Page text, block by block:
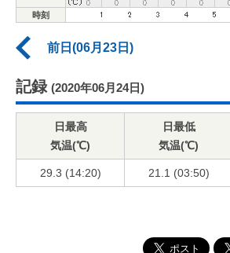
時刻
前日(06月23日)
記録 (2020年06月24日)
日最高
気温(℃)
日最低
気温(℃)
29.3 (14:20) 21.1 (03:50)